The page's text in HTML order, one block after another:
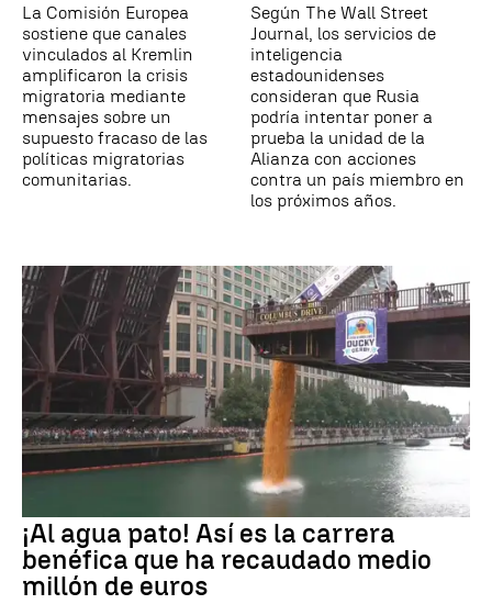
La Comisión Europea
sostiene que canales
vinculados al Kremlin
amplificaron la crisis
migratoria mediante
mensajes sobre un
supuesto fracaso de las
políticas migratorias
comunitarias.
Según The Wall Street
Journal, los servicios de
inteligencia
estadounidenses
consideran que Rusia
podría intentar poner a
prueba la unidad de la
Alianza con acciones
contra un país miembro en
los próximos años.
¡Al agua pato! Así es la carrera
benéfica que ha recaudado medio
millón de euros